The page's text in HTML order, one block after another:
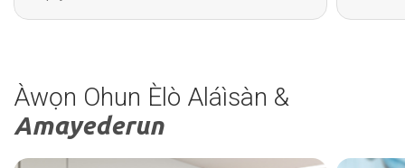
Àwọn Ohun Èlò Aláìsàn &
Amayederun